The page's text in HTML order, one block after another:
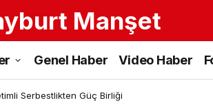
Manşet
Genel Haber Video Haber
Serbestlikten Güç Birliği